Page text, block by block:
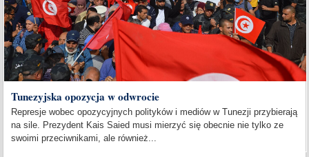
Tunezyjska opozycja w odwrocie
Represje wobec opozycyjnych polityków i mediów w Tunezji przybierają
na sile. Prezydent Kais Saied musi mierzyć się obecnie nie tylko ze
swoimi przeciwnikami, ale również...